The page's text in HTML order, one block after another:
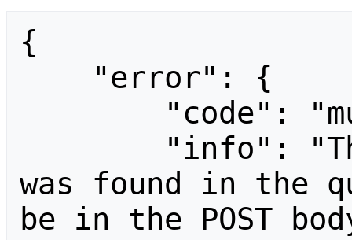
{
was found in the
be in the POST